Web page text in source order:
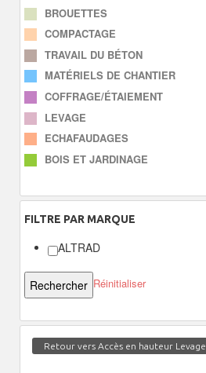
BROUETTES
COMPACTAGE
TRAVAIL DU BÉTON
MATÉRIELS DE CHANTIER
COFFRAGE/ÉTAIEMENT
LEVAGE
ECHAFAUDAGES
BOIS ET JARDINAGE
FILTRE PAR MARQUE
ALTRAD
Réinitialiser
Retour vers Accès en hauteur Levage